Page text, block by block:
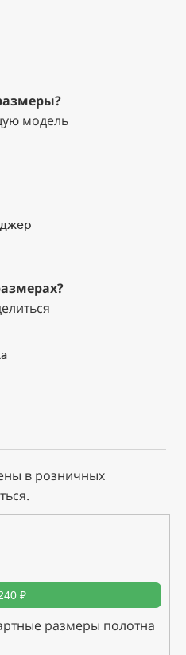
модель
в розничных
₽
размеры полотна